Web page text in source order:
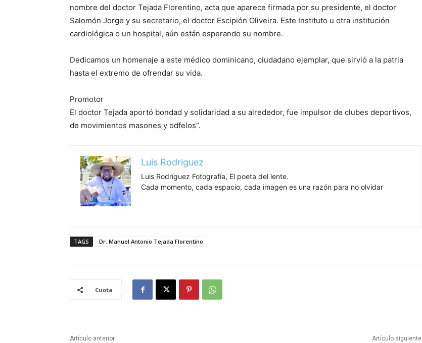
nombre del doctor Tejada Florentino, acta que aparece firmada por su presidente, el doctor
Salomón Jorge y su secretario, el doctor Escipión Oliveira. Este Instituto u otra institución
cardiológica o un hospital, aún están esperando su nombre.
Dedicamos un homenaje a este médico dominicano, ciudadano ejemplar, que sirvió a la patria
hasta el extremo de ofrendar su vida.
Promotor
El doctor Tejada aportó bondad y solidaridad a su alrededor, fue impulsor de clubes deportivos,
de movimientos masones y odfelos”.
Luis Rodriguez
Luis Rodríguez Fotografía, El poeta del lente.
Cada momento, cada espacio, cada imagen es una razón para no olvidar
TAGS Dr. Manuel Antonio Tejada Florentino
Cuota
Artículo anterior Artículo siguiente